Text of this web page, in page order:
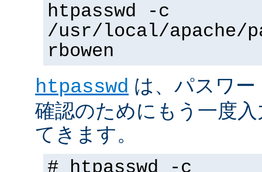
htpasswd -c
/usr/local/apache/
rbowen
htpasswd は、パスワ
確認のためにもう一度
てきます。